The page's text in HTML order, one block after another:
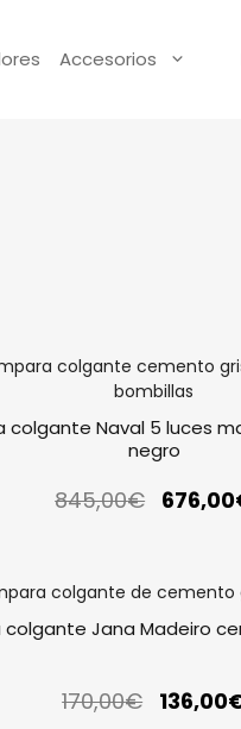
Accesorios
colgante Naval 5 luces
negro
845,00€ 676,00
colgante Jana Madeiro
170,00€ 136,00